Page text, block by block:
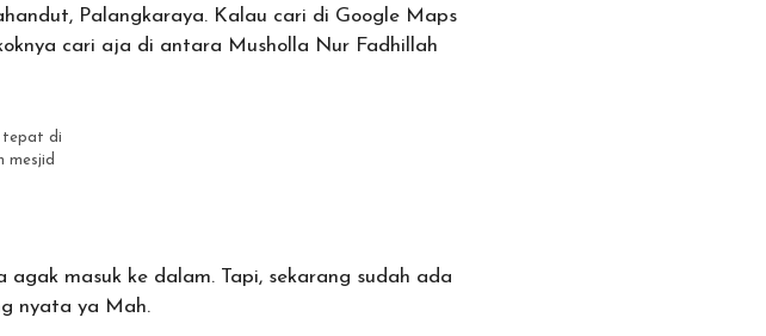
Palangkaraya. Kalau cari di Google Maps
cari aja di antara Musholla Nur Fadhillah
tepat di
mesjid
masuk ke dalam. Tapi, sekarang sudah ada
nyata ya Mah.